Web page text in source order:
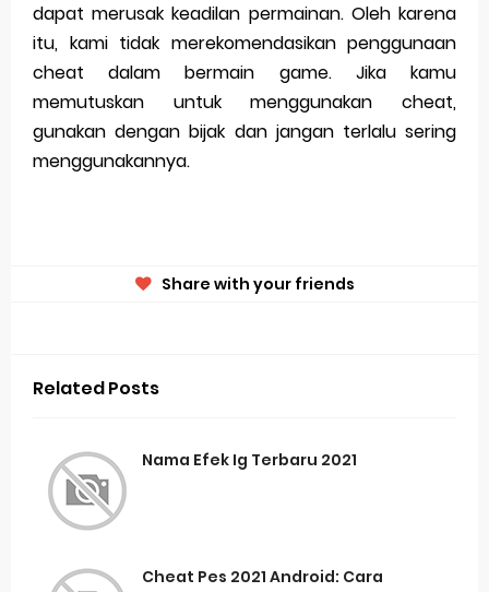
dapat merusak keadilan permainan. Oleh karena
itu, kami tidak merekomendasikan penggunaan
cheat dalam bermain game. Jika kamu
memutuskan untuk menggunakan cheat,
gunakan dengan bijak dan jangan terlalu sering
menggunakannya.
Share with your friends
Related Posts
Nama Efek Ig Terbaru 2021
Cheat Pes 2021 Android: Cara